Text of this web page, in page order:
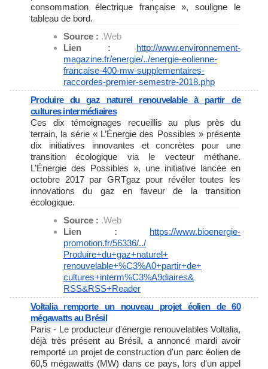
consommation électrique française », souligne le
tableau de bord.
Source : .Web
Lien : http://www.environnement-
magazine.fr/energie/../energie-eolienne-
francaise-400-mw-supplementaires-
raccordes-premier-semestre-2018.php
Produire du gaz naturel renouvelable à partir de
cultures intermédiaires
Ces dix témoignages recueillis au plus près du
terrain, la série « L’Énergie des Possibles » présente
dix initiatives innovantes et concrètes pour une
transition écologique via le vecteur méthane.
L’Énergie des Possibles », une initiative lancée en
octobre 2017 par GRTgaz pour révéler toutes les
innovations du gaz en faveur de la transition
écologique.
Source : .Web
Lien : https://www.bioenergie-
promotion.fr/56336/../
Produire+du+gaz+naturel+
renouvelable+%C3%A0+partir+de+
cultures+interm%C3%A9diaires&
RSS&RSS+Reader
Voltalia remporte un nouveau projet éolien de 60
mégawatts au Brésil
Paris - Le producteur d'énergie renouvelables Voltalia,
déjà très présent au Brésil, a annoncé mardi avoir
remporté un projet de construction d'un parc éolien de
60,5 mégawatts (MW) dans ce pays, lors d'un appel